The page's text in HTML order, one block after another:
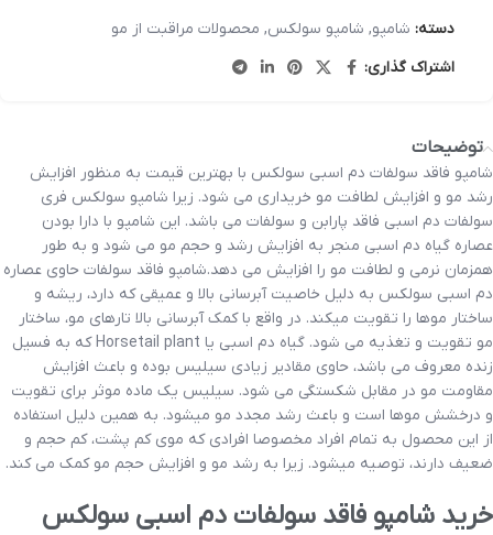
دسته: شامپو, شامپو سولکس, محصولات مراقبت از مو
اشتراک گذاری:
توضیحات
شامپو فاقد سولفات دم اسبی سولکس با بهترین قیمت به منظور افزایش
رشد مو و افزایش لطافت مو خریداری می شود. زیرا شامپو سولکس فری
سولفات دم اسبی فاقد پارابن و سولفات می باشد. این شامپو با دارا بودن
عصاره گیاه دم اسبی منجر به افزایش رشد و حجم مو می شود و به طور
همزمان نرمی و لطافت مو را افزایش می دهد.شامپو فاقد سولفات حاوی عصاره
دم اسبی سولکس به دلیل خاصیت آبرسانی بالا و عمیقی که دارد، ریشه و
ساختار موها را تقویت میکند. در واقع با کمک آبرسانی بالا تارهای مو، ساختار
مو تقویت و تغذیه می شود. گیاه دم اسبی یا Horsetail plant که به فسیل
زنده معروف می باشد، حاوی مقادیر زیادی سیلیس بوده و باعث افزایش
مقاومت مو در مقابل شکستگی می شود. سیلیس یک ماده موثر برای تقویت
و درخشش موها است و باعث رشد مجدد مو میشود. به همین دلیل استفاده
از این محصول به تمام افراد مخصوصا افرادی که موی کم پشت، کم حجم و
ضعیف دارند، توصیه میشود. زیرا به رشد مو و افزایش حجم مو کمک می کند.
خرید شامپو فاقد سولفات دم اسبی سولکس